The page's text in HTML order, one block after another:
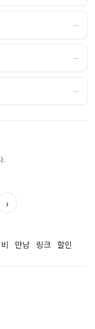
―
―
―
.렁이는 日증시
아시아경제
체, 은밀하게…[중국나라]
›
만남 링크 할인